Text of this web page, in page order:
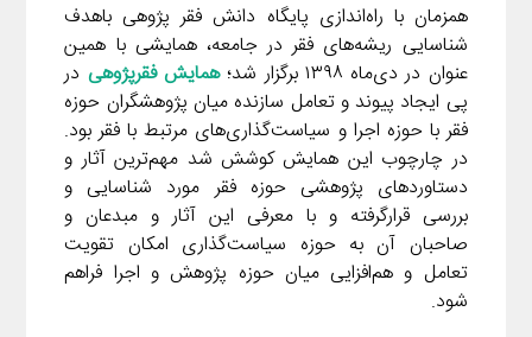
همزمان با راه‌اندازی پایگاه دانش فقر پژوهی باهدف
شناسایی ریشه‌های فقر در جامعه، همایشی با همین
عنوان در دی‌ماه ۱۳۹۸ برگزار شد؛
همایش فقرپژوهی در
پی ایجاد پیوند و تعامل سازنده میان پژوهشگران حوزه
فقر با حوزه اجرا و سیاست‌گذاری‌های مرتبط با فقر بود.
در چارچوب این همایش کوشش شد مهم‌ترین آثار و
دستاوردهای پژوهشی حوزه فقر مورد شناسایی و
بررسی قرارگرفته و با معرفی این آثار و مبدعان و
صاحبان آن به حوزه سیاست‌گذاری امکان تقویت
تعامل و هم‌افزایی میان حوزه پژوهش و اجرا فراهم
شود.